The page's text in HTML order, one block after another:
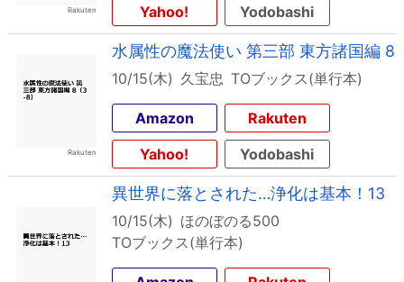
Yahoo!
Yodobashi
水属性の魔法使い 第三部 東方諸国編 8
10/15(木) 久宝忠 TOブックス(単行本)
Amazon
Rakuten
Yahoo!
Yodobashi
異世界に落とされた…浄化は基本！13
10/15(木) ほのぼのる500
TOブックス(単行本)